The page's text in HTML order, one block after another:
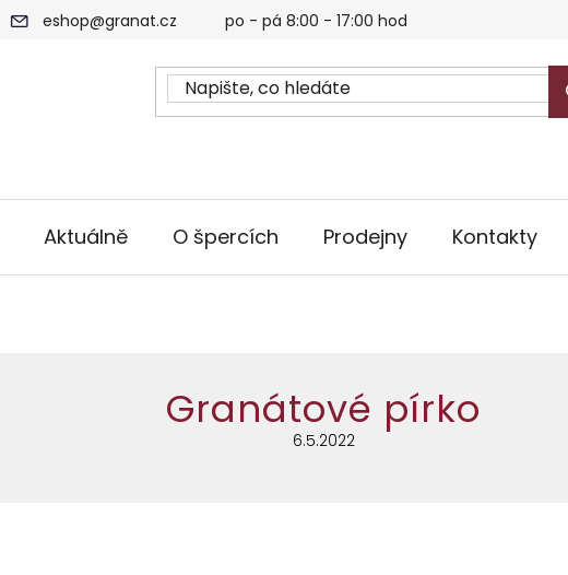
eshop@granat.cz po - pá 8:00 - 17:00 hod
Aktuálně O špercích Prodejny Kontakty
Granátové pírko
6.5.2022